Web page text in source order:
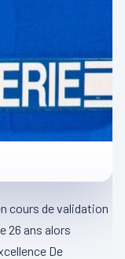
cours de validation
26 ans alors
De